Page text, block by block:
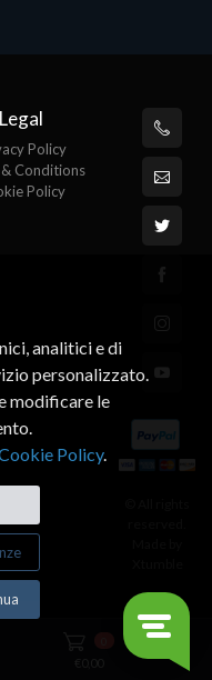
Legal
Policy
Conditions
Policy
analitici e di
personalizzato.
modificare le
Policy.